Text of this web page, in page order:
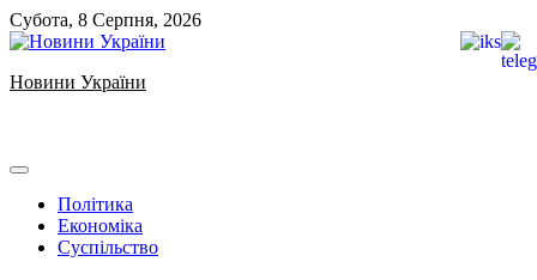
Skip
to
Субота, 8 Серпня, 2026
Новини України
Політика
Економіка
Суспільство